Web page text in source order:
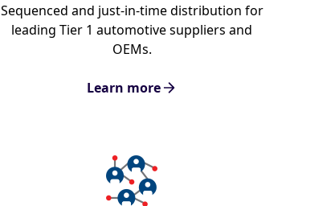
Sequenced and just-in-time distribution for
leading Tier 1 automotive suppliers and
OEMs.
Learn more